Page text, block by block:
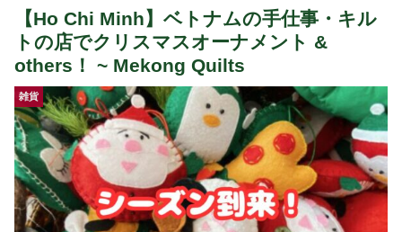
【Ho Chi Minh】ベトナムの手仕事・キル
トの店でクリスマスオーナメント &
others！ ~ Mekong Quilts
雑貨